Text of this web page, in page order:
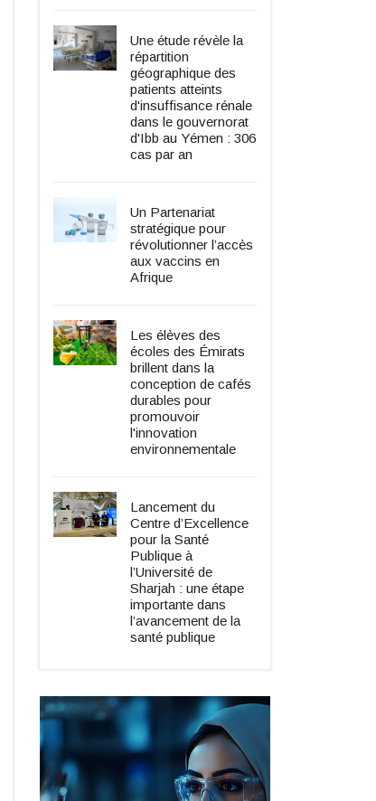
Une étude révèle la
répartition
géographique des
patients atteints
d'insuffisance rénale
dans le gouvernorat
d'Ibb au Yémen : 306
cas par an
Un Partenariat
stratégique pour
révolutionner l’accès
aux vaccins en
Afrique
Les élèves des
écoles des Émirats
brillent dans la
conception de cafés
durables pour
promouvoir
l'innovation
environnementale
Lancement du
Centre d’Excellence
pour la Santé
Publique à
l’Université de
Sharjah : une étape
importante dans
l’avancement de la
santé publique